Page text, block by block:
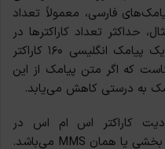
فارسی، معمولاً تعداد
حداکثر تعداد کاراکترها در
یک پیامک فارسی ۷۰ کاراکتر و در یک پیامک انگلیسی ۱۶۰ کاراکتر
که اگر متن پیامک از این
به درستی کاهش می‌یابد.
کاراکتر اس ام اس در
سامسونگ، تغییر به پیامک‌های چند بخشی یا همان MMS می‌باشد.